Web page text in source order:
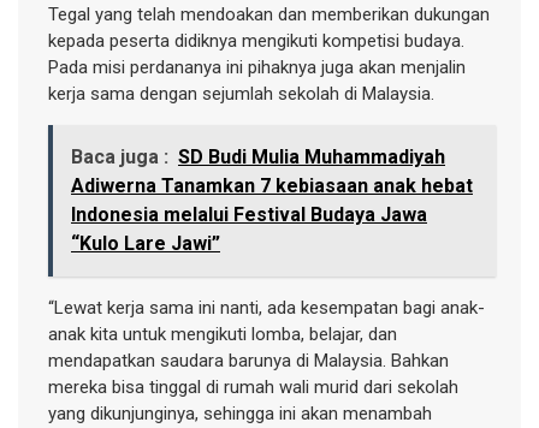
Tegal yang telah mendoakan dan memberikan dukungan
kepada peserta didiknya mengikuti kompetisi budaya.
Pada misi perdananya ini pihaknya juga akan menjalin
kerja sama dengan sejumlah sekolah di Malaysia.
Baca juga : SD Budi Mulia Muhammadiyah
Adiwerna Tanamkan 7 kebiasaan anak hebat
Indonesia melalui Festival Budaya Jawa
“Kulo Lare Jawi”
“Lewat kerja sama ini nanti, ada kesempatan bagi anak-
anak kita untuk mengikuti lomba, belajar, dan
mendapatkan saudara barunya di Malaysia. Bahkan
mereka bisa tinggal di rumah wali murid dari sekolah
yang dikunjunginya, sehingga ini akan menambah